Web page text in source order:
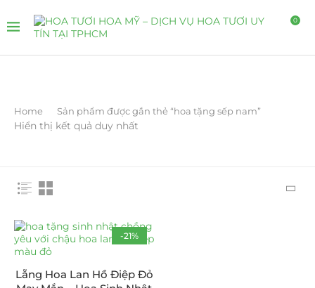
0
Home Sản phẩm được gắn thẻ “hoa tặng sếp nam”
Hiển thị kết quả duy nhất
-21%
Lẵng Hoa Lan Hồ Điệp Đỏ